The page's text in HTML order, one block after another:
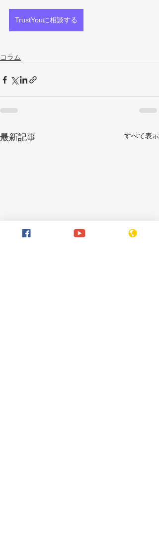
TrustYouに相談する
コラム
最新記事 すべて表示